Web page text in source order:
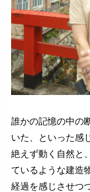
誰かの記憶の中の
いた、といった感
絶えず動く自然と
ているような建造
経過を感じさせつ